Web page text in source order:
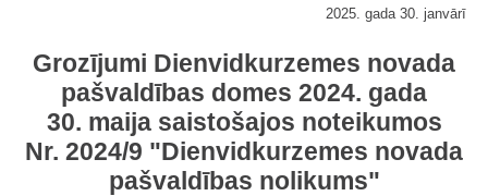
2025. gada 30. janvārī
Grozījumi Dienvidkurzemes novada
pašvaldības domes 2024. gada
30. maija saistošajos noteikumos
Nr. 2024/9 "Dienvidkurzemes novada
pašvaldības nolikums"